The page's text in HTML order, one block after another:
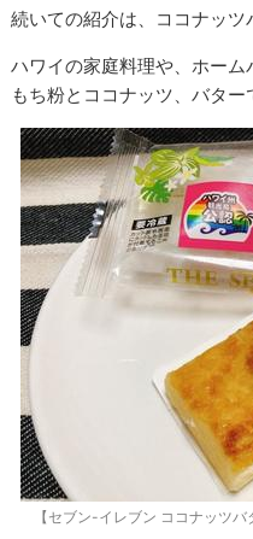
続いての紹介は、ココナッツ
ハワイの家庭料理や、ホーム
もち粉とココナッツ、バター
【セブン-イレブン ココナッツ